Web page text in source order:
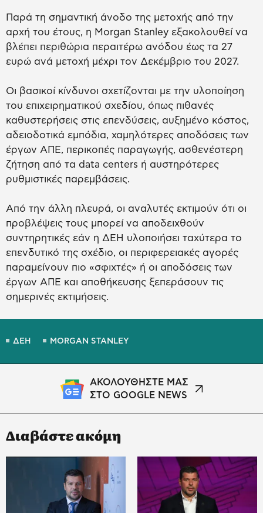
Παρά τη σημαντική άνοδο της μετοχής από την
αρχή του έτους, η Morgan Stanley εξακολουθεί να
βλέπει περιθώρια περαιτέρω ανόδου έως τα 27
ευρώ ανά μετοχή μέχρι τον Δεκέμβριο του 2027.
Οι βασικοί κίνδυνοι σχετίζονται με την υλοποίηση
του επιχειρηματικού σχεδίου, όπως πιθανές
καθυστερήσεις στις επενδύσεις, αυξημένο κόστος,
αδειοδοτικά εμπόδια, χαμηλότερες αποδόσεις των
έργων ΑΠΕ, περικοπές παραγωγής, ασθενέστερη
ζήτηση από τα data centers ή αυστηρότερες
ρυθμιστικές παρεμβάσεις.
Από την άλλη πλευρά, οι αναλυτές εκτιμούν ότι οι
προβλέψεις τους μπορεί να αποδειχθούν
συντηρητικές εάν η ΔΕΗ υλοποιήσει ταχύτερα το
επενδυτικό της σχέδιο, οι περιφερειακές αγορές
παραμείνουν πιο «σφιχτές» ή οι αποδόσεις των
έργων ΑΠΕ και αποθήκευσης ξεπεράσουν τις
σημερινές εκτιμήσεις.
ΔΕΗ MORGAN STANLEY
ΑΚΟΛΟΥΘΗΣΤΕ ΜΑΣ
ΣΤΟ GOOGLE NEWS
Διαβάστε ακόμη